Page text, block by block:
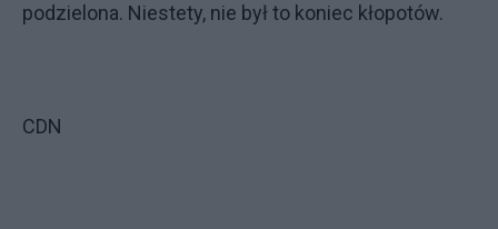
podzielona. Niestety, nie był to koniec kłopotów.
CDN